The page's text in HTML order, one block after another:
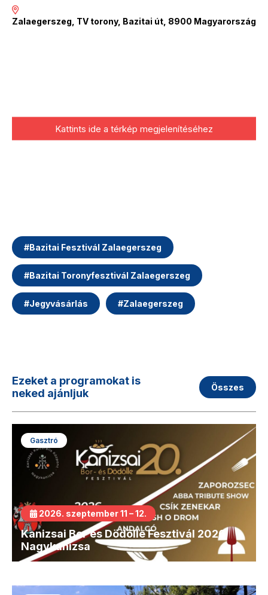
Zalaegerszeg, TV torony, Bazitai út, 8900 Magyarország
Kattints ide a térkép megjelenítéséhez
#Bazitai Fesztivál Zalaegerszeg
#Bazitai Toronyfesztivál Zalaegerszeg
#Jegyvásárlás #Zalaegerszeg
Ezeket a programokat is
neked ajánljuk
Összes
Gasztró
2026. szeptember 11 – 12.
Kanizsai Bor és Dödölle Fesztivál 2026
Nagykanizsa